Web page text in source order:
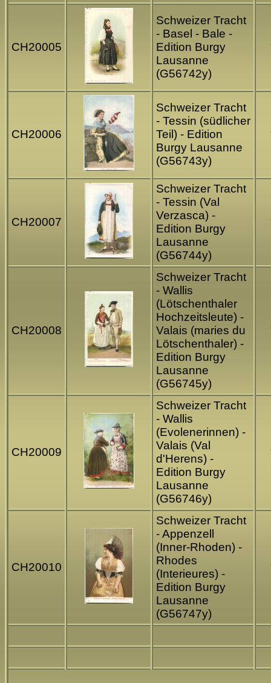
CH20005
Schweizer Tracht
- Basel - Bale -
Edition Burgy
Lausanne
(G56742y)
CH20006
Schweizer Tracht
- Tessin (südlicher
Teil) - Edition
Burgy Lausanne
(G56743y)
CH20007
Schweizer Tracht
- Tessin (Val
Verzasca) -
Edition Burgy
Lausanne
(G56744y)
CH20008
Schweizer Tracht
- Wallis
(Lötschenthaler
Hochzeitsleute) -
Valais (maries du
Lötschenthaler) -
Edition Burgy
Lausanne
(G56745y)
CH20009
Schweizer Tracht
- Wallis
(Evolenerinnen) -
Valais (Val
d'Herens) -
Edition Burgy
Lausanne
(G56746y)
CH20010
Schweizer Tracht
- Appenzell
(Inner-Rhoden) -
Rhodes
(Interieures) -
Edition Burgy
Lausanne
(G56747y)